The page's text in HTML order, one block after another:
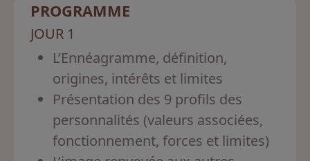
PROGRAMME
JOUR 1
L’Ennéagramme, définition,
origines, intérêts et limites
Présentation des 9 profils des
personnalités (valeurs associées,
fonctionnement, forces et limites)